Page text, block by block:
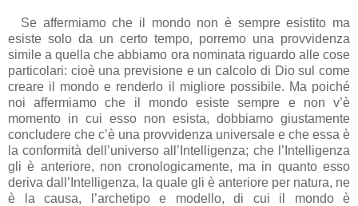
Se affermiamo che il mondo non è sempre esistito ma
esiste solo da un certo tempo, porremo una provvidenza
simile a quella che abbiamo ora nominata riguardo alle cose
particolari: cioè una previsione e un calcolo di Dio sul come
creare il mondo e renderlo il migliore possibile. Ma poiché
noi affermiamo che il mondo esiste sempre e non v’è
momento in cui esso non esista, dobbiamo giustamente
concludere che c’è una provvidenza universale e che essa è
la conformità dell’universo all’Intelligenza; che l’Intelligenza
gli è anteriore, non cronologicamente, ma in quanto esso
deriva dall’Intelligenza, la quale gli è anteriore per natura, ne
è la causa, l’archetipo e modello, di cui il mondo è